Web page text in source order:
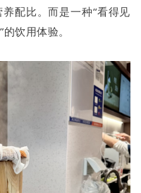
配比。而是一种“看得见
饮用体验。